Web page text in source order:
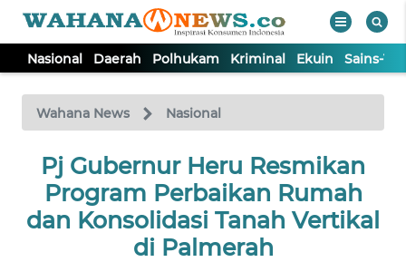
Nasional Daerah Polhukam Kriminal Ekuin Sains-
Wahana News Nasional
Pj Gubernur Heru Resmikan
Program Perbaikan Rumah
dan Konsolidasi Tanah Vertikal
di Palmerah
TV
Tutup
NASIONAL
DAERAH